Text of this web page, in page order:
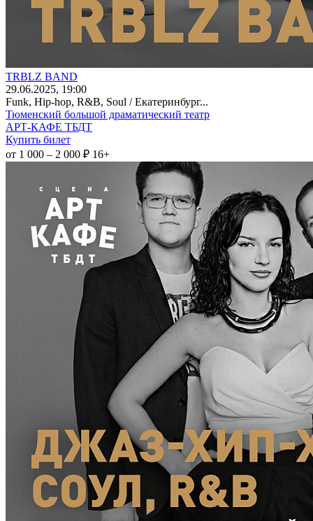
TRBLZ BAND
29.06.2025, 19:00
Funk, Hip-hop, R&B, Soul / Екатеринбург...
Тюменский большой драматический театр
АРТ-КАФЕ ТБДТ
Купить билет
от 1 000 – 2 000 ₽ 16+